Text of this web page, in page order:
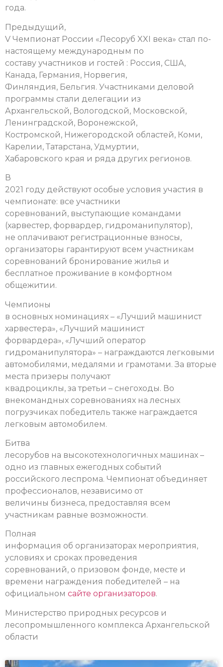
года.
Предыдущий,
V Чемпионат России «Лесоруб XXI века» стал по-
настоящему международным по
составу участников и гостей : Россия, США,
Канада, Германия, Норвегия,
Финляндия, Бельгия. Участниками деловой
программы стали делегации из
Архангельской, Вологодской, Московской,
Ленинградской, Воронежской,
Костромской, Нижегородской областей, Коми,
Карелии, Татарстана, Удмуртии,
Хабаровского края и ряда других регионов.
В
2021 году действуют особые условия участия в
чемпионате: все участники
соревнований, выступающие командами
(харвестер, форвардер, гидроманипулятор),
не оплачивают регистрационные взносы,
организаторы гарантируют всем участникам
соревнований бронирование жилья и
бесплатное проживание в комфортном
общежитии.
Чемпионы
в основных номинациях – «Лучший машинист
харвестера», «Лучший машинист
форвардера», «Лучший оператор
гидроманипулятора» – награждаются легковыми
автомобилями, медалями и грамотами. За вторые
места призеры получают
квадроциклы, за третьи – снегоходы. Во
внекомандных соревнованиях на лесных
погрузчиках победитель также награждается
легковым автомобилем.
Битва
лесорубов на высокотехнологичных машинах –
одно из главных ежегодных событий
российского леспрома. Чемпионат объединяет
профессионалов, независимо от
величины бизнеса, предоставляя всем
участникам равные возможности.
Полная
информация об организаторах мероприятия,
условиях и сроках проведения
соревнований, о призовом фонде, месте и
времени награждения победителей – на
официальном сайте организаторов.
Министерство природных ресурсов и
лесопромышленного комплекса Архангельской
области